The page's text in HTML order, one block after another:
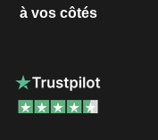
à vos côtés